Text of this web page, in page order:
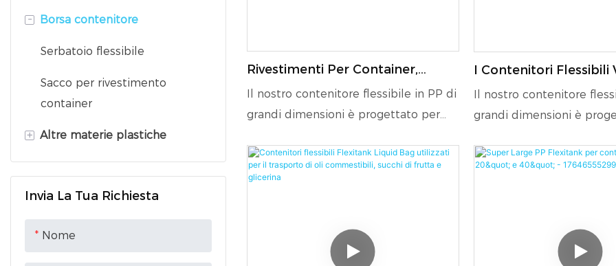
Borsa composita
Borsa in tessuto non tessuto
- Borsa contenitore
Serbatoio flessibile
Sacco per rivestimento
container
+ Altre materie plastiche
Pellicola a bolle d'aria
Fibbia da imballaggio
Nastro da imballaggio
Invia La Tua Richiesta
Nome
Rivestimenti Per Container,
Flexitank E Flexi-IBC
Il nostro contenitore flessibile in PP di
grandi dimensioni è progettato per
da 20" o 40", offrendo la massima
flessibilità di trasporto e stoccaggio.
trasporto di liquidi sfusi in modo
efficiente e sicuro.
I Contenitori Flessibili
Utilizzati Per Il
Liquidi Non Pericolosi
Il nostro contenitore
grandi dimensioni è
da 20" o 40", offrendo la
trasporto di liquidi sfusi in
efficiente e sicuro.